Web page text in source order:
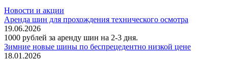
Новости и акции
Аренда шин для прохождения технического осмотра
19.06.2026
1000 рублей за аренду шин на 2-3 дня.
Зимние новые шины по беспрецедентно низкой цене
18.01.2026